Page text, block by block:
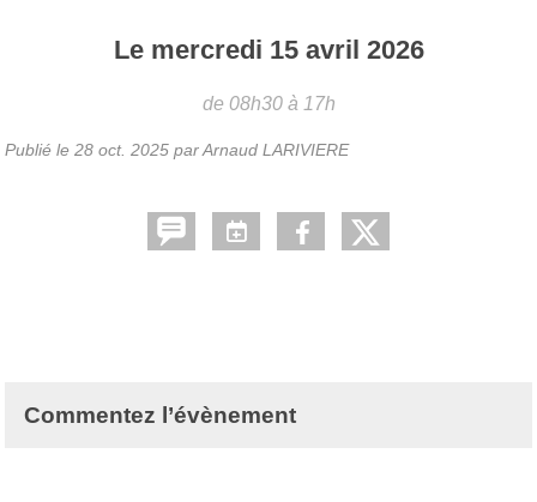
Le mercredi 15 avril 2026
de 08h30 à 17h
Publié le 28 oct. 2025 par Arnaud LARIVIERE
Commentez l’évènement